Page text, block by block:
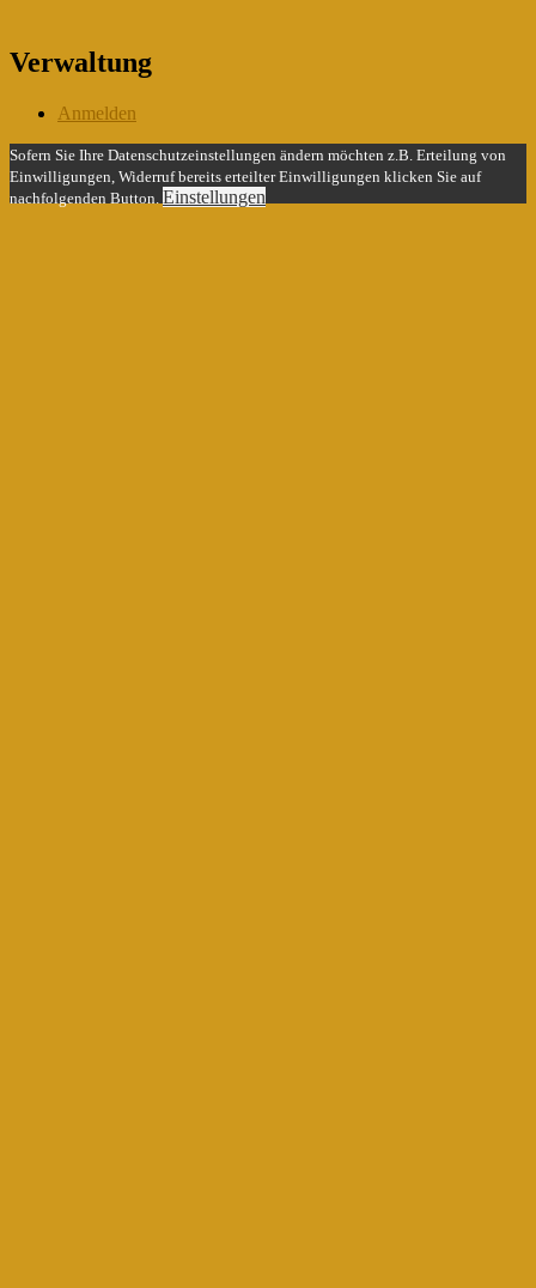
Verwaltung
Anmelden
Sofern Sie Ihre Datenschutzeinstellungen ändern möchten z.B. Erteilung von
Einwilligungen, Widerruf bereits erteilter Einwilligungen klicken Sie auf
nachfolgenden Button. Einstellungen